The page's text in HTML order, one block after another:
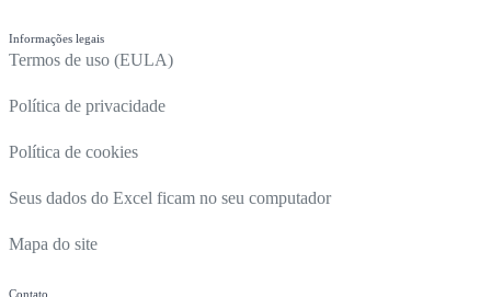
Informações legais
Termos de uso (EULA)
Política de privacidade
Política de cookies
Seus dados do Excel ficam no seu computador
Mapa do site
Contato